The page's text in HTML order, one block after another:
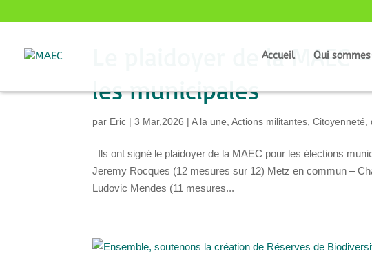
Accueil Qui
Le plaidoyer de la
les municipales
par Eric |3 Mar,2026 |A la une ,Actions militantes ,Citoyenneté,
Ils ont signé le plaidoyer de la MAEC pour les élections
Jeremy Rocques (12 mesures sur 12) Metz en commun –
Ludovic Mendes (11 mesures...